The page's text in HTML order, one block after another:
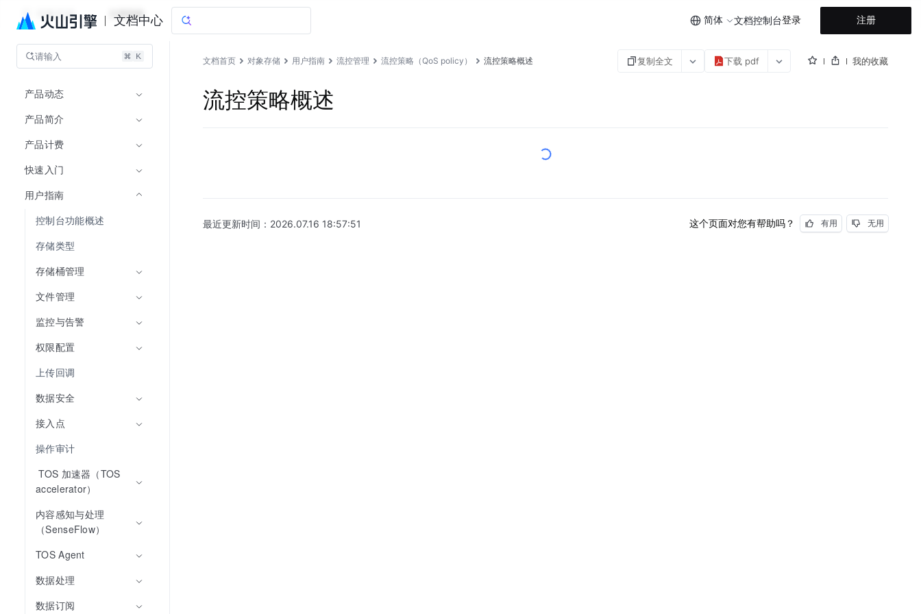
文档中心 简体 文档控制台登录 注册
对象存储 文档指南
请输入
产品动态
产品简介
产品计费
快速入门
用户指南
控制台功能概述
存储类型
存储桶管理
文件管理
监控与告警
权限配置
上传回调
数据安全
接入点
操作审计
TOS 加速器（TOS
accelerator）
内容感知与处理
（SenseFlow）
TOS Agent
数据处理
数据订阅
文档首页 对象存储 用户指南 流控管理 流控策略（QoS policy） 流控策略概述 复制全文 下载 pdf 我的收藏
流控策略概述
最近更新时间： 2026.07.16 18:57:51 这个页面对您有帮助吗？ 有用 无用